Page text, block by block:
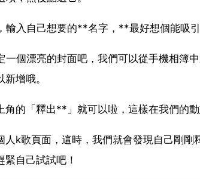
入自己想要的**名字，**最好想個能吸
個漂亮的封面吧，我們可以從手機相簿
增哦。
角的「釋出**」就可以啦，這樣在我們的
人k歌頁面，這時，我們就會發現自己剛
自己試試吧！